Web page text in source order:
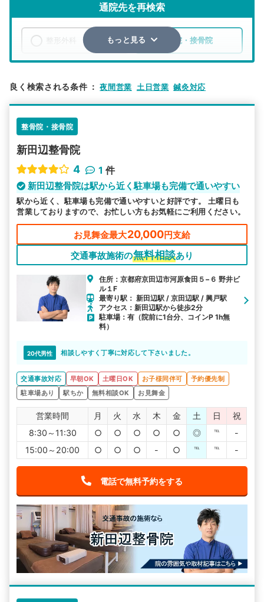
通院先を再検索
整骨院・接骨院
検索する
駅から探す 院名から探す
もっと見る
良く検索される条件 ： 夜間営業 土日営業 鍼灸対応
整骨院・接骨院
新田辺整骨院
4
1 件
新田辺整骨院は駅から近く駐車場も完備で通いやすい
駅から近く、駐車場も完備で通いやすいと好評です。 土曜日も
営業しておりますので、お忙しい方もお気軽にご利用ください。
お見舞金最大20,000円支給
交通事故施術の無料相談あり
住所：京都府京田辺市河原食田５−６ 野井ビ
ル１F
最寄り駅： 新田辺駅 / 京田辺駅 / 興戸駅
アクセス：新田辺駅から徒歩2分
駐車場：有（院前に1台分、コインP 1h無
料）
20代男性 相談しやすく丁寧に対応して下さいました。
交通事故対応 早朝OK 土曜日OK お子様同伴可
予約優先制
駐車場あり
駅ちか 無料相談OK お見舞金
営業時間 月 火 水 木 金 土 日
祝
8:30～11:30
○ ○ ○ ○ ○ ◎ ℡
-
15:00～20:00
○ ○ ○ - ○ ℡ ℡ -
電話で無料予約をする